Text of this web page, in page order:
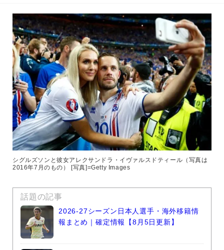
シグルズソンと彼女アレクサンドラ・イヴァルスドティール（写真は
2016年7月のもの） [写真]=Getty Images
話題の記事
2026-27シーズン日本人選手・海外移籍情
報まとめ｜確定情報【8月5日更新】